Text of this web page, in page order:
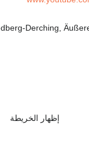
إظهار الخريطة